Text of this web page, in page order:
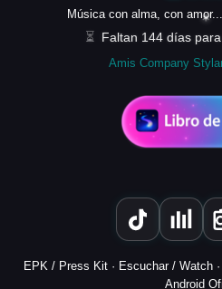
✶
Música con alma, con
⏳ Faltan 144 días
Amis Company
EPK / Press Kit· Escuchar / Watch·
Android